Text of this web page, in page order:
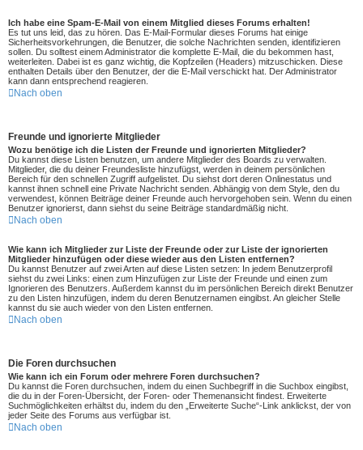
Ich habe eine Spam-E-Mail von einem Mitglied dieses Forums erhalten!
Es tut uns leid, das zu hören. Das E-Mail-Formular dieses Forums hat einige
Sicherheitsvorkehrungen, die Benutzer, die solche Nachrichten senden, identifizieren
sollen. Du solltest einem Administrator die komplette E-Mail, die du bekommen hast,
weiterleiten. Dabei ist es ganz wichtig, die Kopfzeilen (Headers) mitzuschicken. Diese
enthalten Details über den Benutzer, der die E-Mail verschickt hat. Der Administrator
kann dann entsprechend reagieren.
Nach oben
Freunde und ignorierte Mitglieder
Wozu benötige ich die Listen der Freunde und ignorierten Mitglieder?
Du kannst diese Listen benutzen, um andere Mitglieder des Boards zu verwalten.
Mitglieder, die du deiner Freundesliste hinzufügst, werden in deinem persönlichen
Bereich für den schnellen Zugriff aufgelistet. Du siehst dort deren Onlinestatus und
kannst ihnen schnell eine Private Nachricht senden. Abhängig von dem Style, den du
verwendest, können Beiträge deiner Freunde auch hervorgehoben sein. Wenn du einen
Benutzer ignorierst, dann siehst du seine Beiträge standardmäßig nicht.
Nach oben
Wie kann ich Mitglieder zur Liste der Freunde oder zur Liste der ignorierten
Mitglieder hinzufügen oder diese wieder aus den Listen entfernen?
Du kannst Benutzer auf zwei Arten auf diese Listen setzen: In jedem Benutzerprofil
siehst du zwei Links: einen zum Hinzufügen zur Liste der Freunde und einen zum
Ignorieren des Benutzers. Außerdem kannst du im persönlichen Bereich direkt Benutzer
zu den Listen hinzufügen, indem du deren Benutzernamen eingibst. An gleicher Stelle
kannst du sie auch wieder von den Listen entfernen.
Nach oben
Die Foren durchsuchen
Wie kann ich ein Forum oder mehrere Foren durchsuchen?
Du kannst die Foren durchsuchen, indem du einen Suchbegriff in die Suchbox eingibst,
die du in der Foren-Übersicht, der Foren- oder Themenansicht findest. Erweiterte
Suchmöglichkeiten erhältst du, indem du den „Erweiterte Suche“-Link anklickst, der von
jeder Seite des Forums aus verfügbar ist.
Nach oben